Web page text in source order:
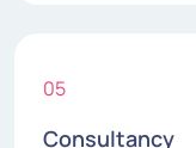
05
Consultancy